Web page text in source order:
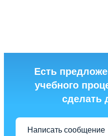
Есть
учебного
сделать
Написать сообщение